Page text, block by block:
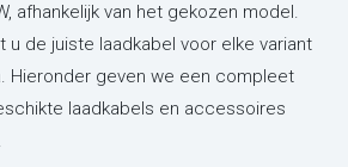
afhankelijk van het gekozen model.
u de juiste laadkabel voor elke variant
Hieronder geven we een compleet
laadkabels en accessoires